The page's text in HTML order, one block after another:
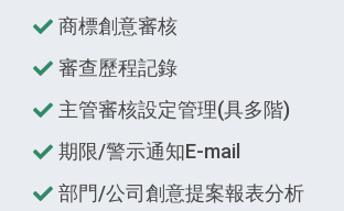
商標創意審核
審查歷程記錄
主管審核設定管理(具多階)
期限/警示通知E-mail
部門/公司創意提案報表分析